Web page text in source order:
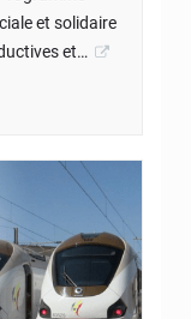
et solidaire
et…